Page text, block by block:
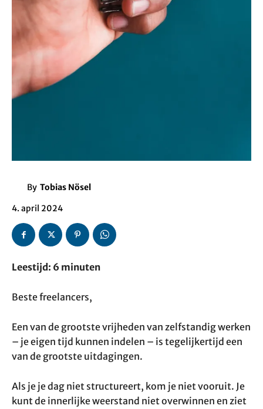
By Tobias Nösel
4. april 2024
Leestijd: 6 minuten
Beste freelancers,
Een van de grootste vrijheden van zelfstandig werken
– je eigen tijd kunnen indelen – is tegelijkertijd een
van de grootste uitdagingen.
Als je je dag niet structureert, kom je niet vooruit. Je
kunt de innerlijke weerstand niet overwinnen en ziet